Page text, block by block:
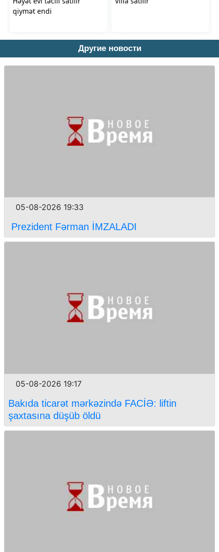
Другие новости
05-08-2026 19:33
Prezident Fərman İMZALADI
05-08-2026 19:17
Bakıda ticarət mərkəzində FACİƏ: liftin
şaxtasına düşüb öldü